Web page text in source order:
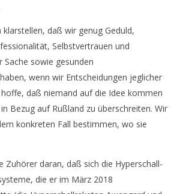
daß wir genug Geduld,
Selbstvertrauen und
Sache sowie gesunden
wenn wir Entscheidungen jeglicher
daß niemand auf die Idee kommen
Bezug auf Rußland zu überschreiten. Wir
konkreten Fall bestimmen, wo sie
Zuhörer daran, daß sich die Hyperschall-
die er im März 2018